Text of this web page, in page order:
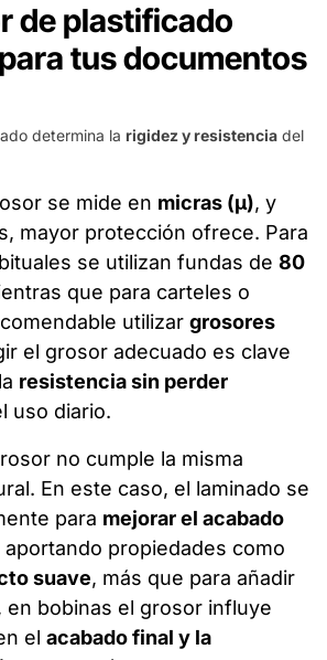
de plastificado
tus documentos
determina la rigidez y resistencia del
se mide en micras (µ), y
mayor protección ofrece. Para
se utilizan fundas de 80
que para carteles o
utilizar grosores
el grosor adecuado es clave
resistencia sin perder
uso diario.
no cumple la misma
En este caso, el laminado se
para mejorar el acabado
aportando propiedades como
suave, más que para añadir
en bobinas el grosor influye
el acabado final y la